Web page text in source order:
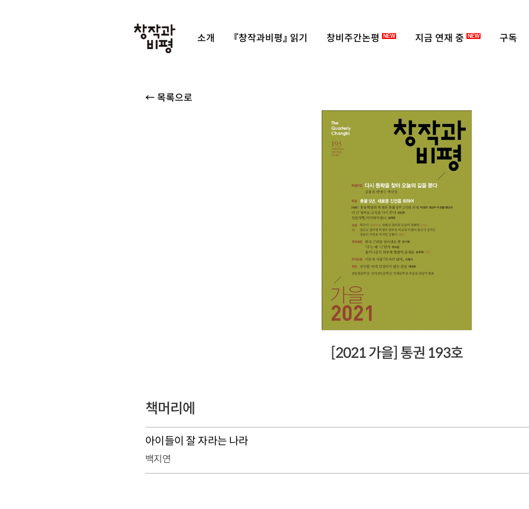
소개 『창작과비평』 읽기 창비주간논평 NEW 지금 연재 중 NEW 구독
← 목록으로
[2021 가을] 통권 193호
책머리에
아이들이 잘 자라는 나라
백지연